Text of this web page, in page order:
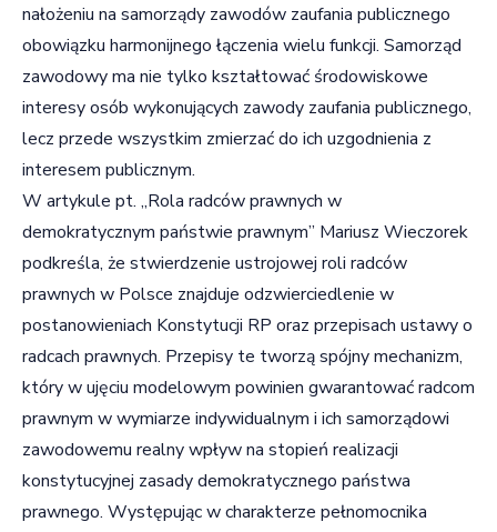
nałożeniu na samorządy zawodów zaufania publicznego
obowiązku harmonijnego łączenia wielu funkcji. Samorząd
zawodowy ma nie tylko kształtować środowiskowe
interesy osób wykonujących zawody zaufania publicznego,
lecz przede wszystkim zmierzać do ich uzgodnienia z
interesem publicznym.
W artykule pt. „Rola radców prawnych w
demokratycznym państwie prawnym” Mariusz Wieczorek
podkreśla, że stwierdzenie ustrojowej roli radców
prawnych w Polsce znajduje odzwierciedlenie w
postanowieniach Konstytucji RP oraz przepisach ustawy o
radcach prawnych. Przepisy te tworzą spójny mechanizm,
który w ujęciu modelowym powinien gwarantować radcom
prawnym w wymiarze indywidualnym i ich samorządowi
zawodowemu realny wpływ na stopień realizacji
konstytucyjnej zasady demokratycznego państwa
prawnego. Występując w charakterze pełnomocnika